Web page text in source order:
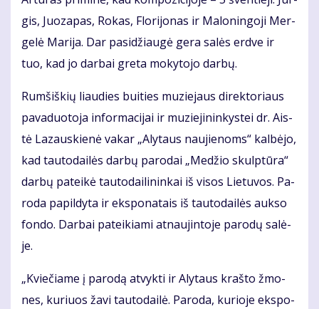
gis, Juo­za­pas, Ro­kas, Flo­ri­jo­nas ir Ma­lo­nin­go­ji Mer­
ge­lė Ma­ri­ja. Dar pa­si­džiau­gė ge­ra sa­lės erd­ve ir
tuo, kad jo dar­bai gre­ta mo­ky­to­jo dar­bų.
Rum­šiš­kių liau­dies bui­ties mu­zie­jaus di­rek­to­riaus
pa­va­duo­to­ja in­for­ma­ci­jai ir mu­zie­ji­nin­kys­tei dr. Ais­
tė La­zaus­kie­nė va­kar „Aly­taus nau­jie­noms“ kal­bė­jo,
kad tau­to­dai­lės dar­bų pa­ro­dai „Me­džio skulp­tū­ra“
dar­bų pa­tei­kė tau­to­dai­li­nin­kai iš vi­sos Lie­tu­vos. Pa­
ro­da pa­pil­dy­ta ir eks­po­na­tais iš tau­to­dai­lės auk­so
fon­do. Dar­bai pa­tei­kia­mi at­nau­jin­to­je pa­ro­dų sa­lė­
je.
„Kvie­čia­me į pa­ro­dą at­vyk­ti ir Aly­taus kraš­to žmo­
nes, ku­riuos ža­vi tau­to­dai­lė. Pa­ro­da, ku­rio­je eks­po­